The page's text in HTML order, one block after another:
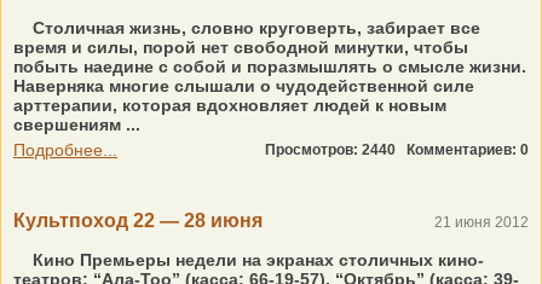
Столичная жизнь, словно круговерть, забирает все
время и силы, порой нет свободной минутки, чтобы
побыть наедине с собой и поразмышлять о смысле жизни.
Наверняка многие слышали о чудодейственной силе
арттерапии, которая вдохновляет людей к новым
свершениям ...
Подробнее...
Просмотров: 2440 Комментариев: 0
Культпоход 22 — 28 июня 21 июня 2012
Кино Премьеры недели на экранах столичных кино­
театров: “Ала-Тоо” (касса: 66-19-57), “Октябрь” (касса: 39-